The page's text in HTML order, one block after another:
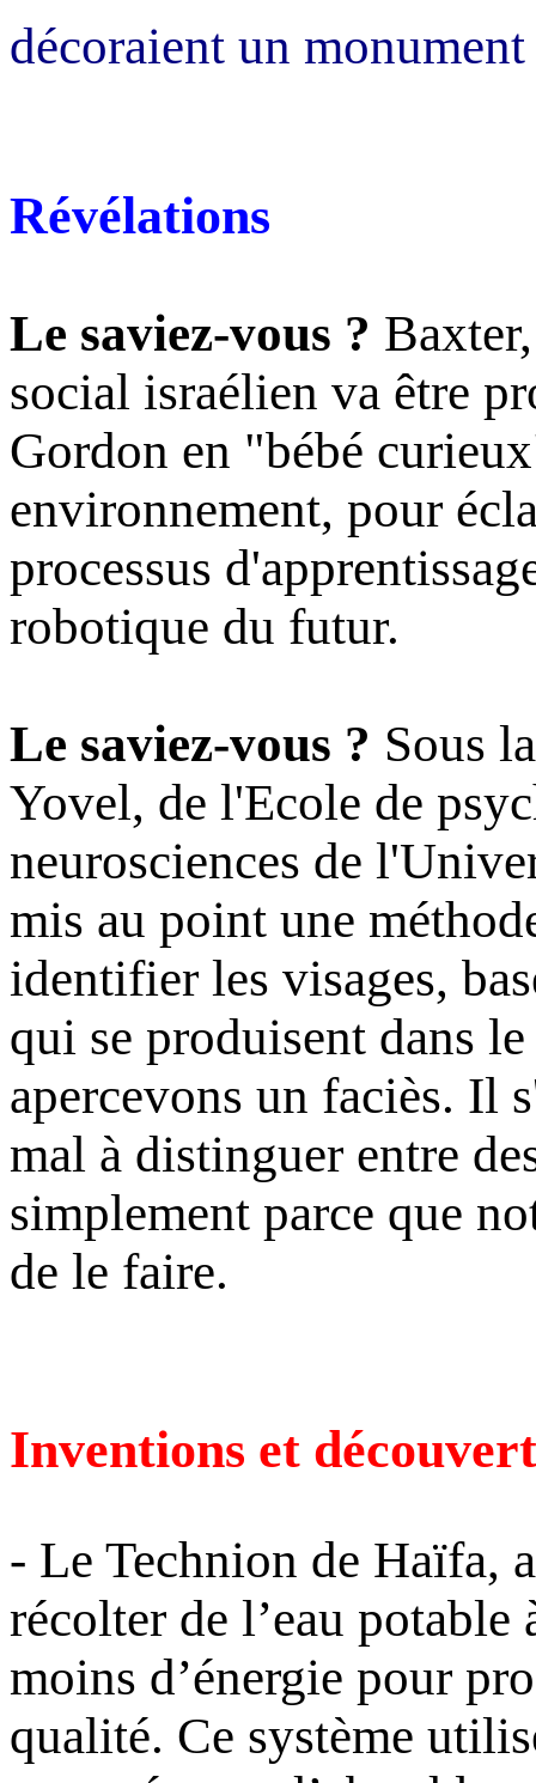
décoraient un
Révélations
Le saviez-vous ?
social israélien va être
Gordon en "bébé
environnement, pour
processus
robotique du futur.
Le saviez-vous ? Sous
Yovel, de l'Ecole de
neurosciences de
mis au point une
identifier les visages,
qui se produisent dans
apercevons un faciès. Il
mal à distinguer entre
simplement parce que
de le faire.
Inventions et
- Le Technion de Haïfa,
récolter de l’eau potable
moins d’énergie pour
qualité. Ce système